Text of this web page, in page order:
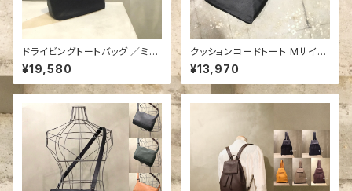
ドライビングトートバッグ ／ミニ
トート／ポケットいっぱい／レス
デザイン
¥19,580
クッションコードトート Mサイズ
／-LESS
¥13,970